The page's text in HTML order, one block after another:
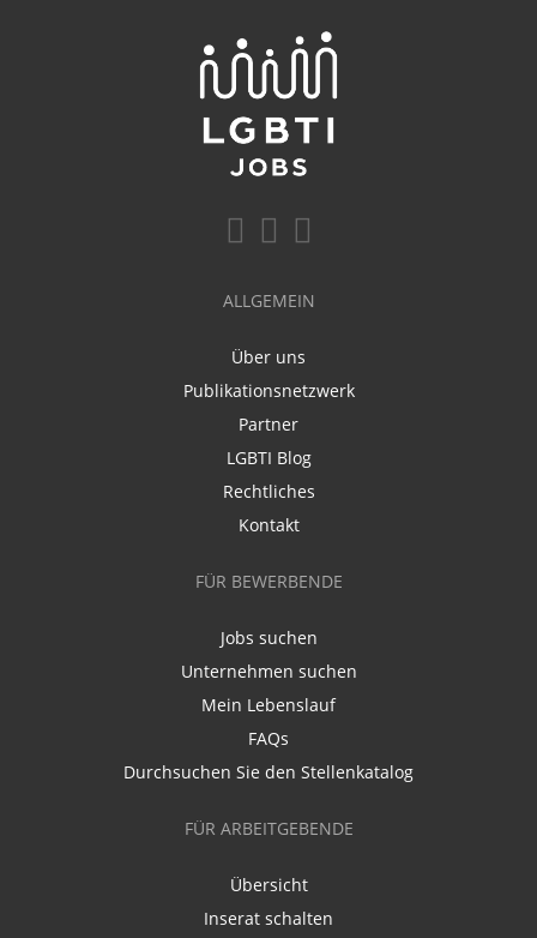
ALLGEMEIN
Über uns
Publikationsnetzwerk
Partner
LGBTI Blog
Rechtliches
Kontakt
FÜR BEWERBENDE
Jobs suchen
Unternehmen suchen
Mein Lebenslauf
FAQs
Durchsuchen Sie den Stellenkatalog
FÜR ARBEITGEBENDE
Übersicht
Inserat schalten